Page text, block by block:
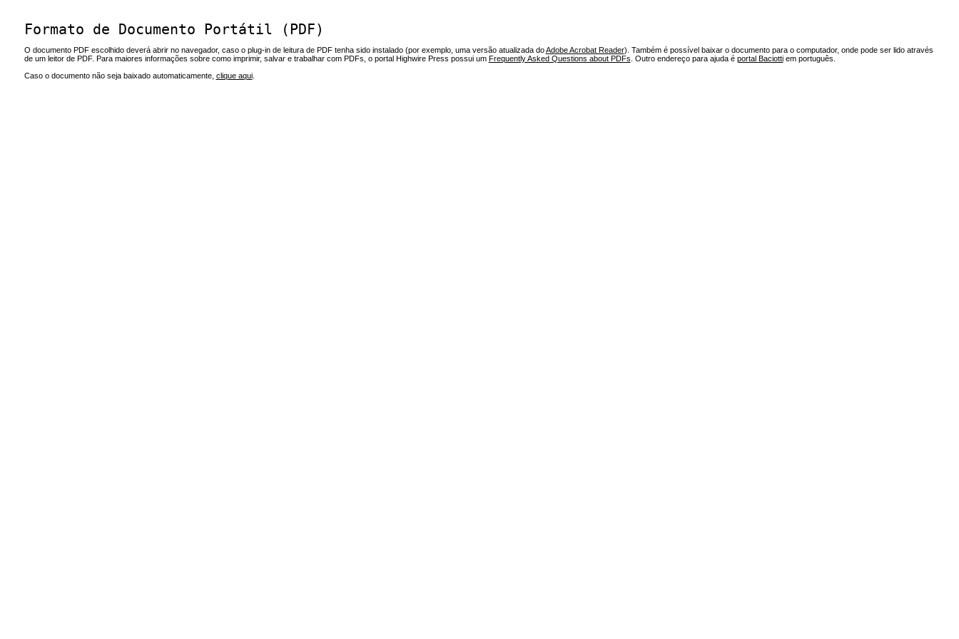
Formato de Documento Portátil (PDF)
O documento PDF escolhido deverá abrir no navegador, caso o plug-in de leitura de PDF tenha sido instalado (por exemplo, uma versão atualizada doAdobe Acrobat Reader). Também é possível baixar o documento para o computador, onde pode ser lido através
de um leitor de PDF. Para maiores informações sobre como imprimir, salvar e trabalhar com PDFs, o portal Highwire Press possui um Frequently Asked Questions about PDFs . Outro endereço para ajuda é portal Baciottiem português.
Caso o documento não seja baixado automaticamente, clique aqui.